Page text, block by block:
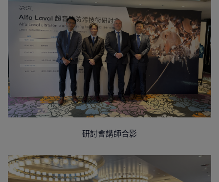
研討會講師合影